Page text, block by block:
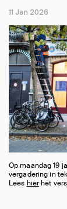
11 Jan 2026
Op maandag 19
vergadering in
Lees hierhet